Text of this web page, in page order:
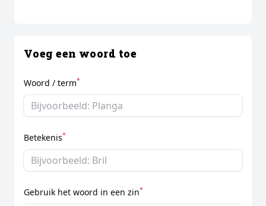
Voeg een woord toe
Woord / term*
Betekenis*
Gebruik het woord in een zin*